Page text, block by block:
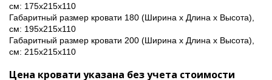
см: 175x215x110
Габаритный размер кровати 180 (Ширина х Длина х Высота),
см: 195x215x110
Габаритный размер кровати 200 (Ширина х Длина х Высота),
см: 215x215x110
Цена кровати указана без учета стоимости